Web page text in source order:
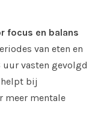
focus en balans
van eten en
uur vasten gevolgd
helpt bij
meer mentale